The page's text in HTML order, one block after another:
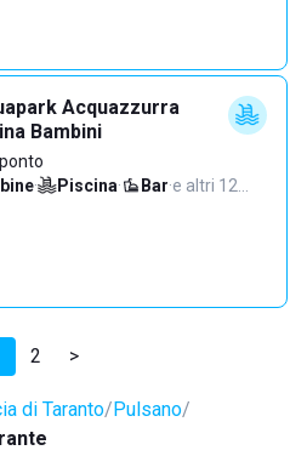
Acquazzurra
Bambini
· Piscina· Bar·e altri 12…
2 >
di Taranto Pulsano